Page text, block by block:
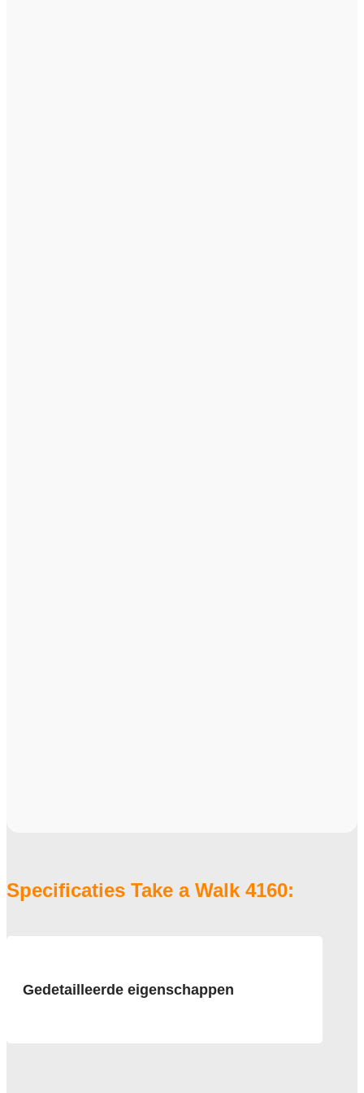
Specificaties Take a Walk 4160:
Gedetailleerde eigenschappen